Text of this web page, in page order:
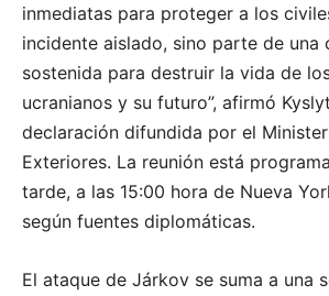
inmediatas para proteger a los
incidente aislado, sino parte de una
sostenida para destruir la vida de
ucranianos y su futuro”, afirmó
declaración difundida por el
Exteriores. La reunión está
tarde, a las 15:00 hora de Nueva
según fuentes diplomáticas.
El ataque de Járkov se suma a una